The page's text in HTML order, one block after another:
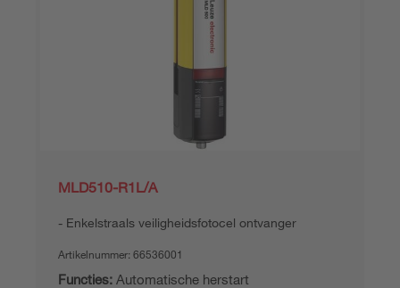
MLD510-R1L/A
Enkelstraals veiligheidsfotocel ontvanger
Artikelnummer: 66536001
Functies: Automatische herstart